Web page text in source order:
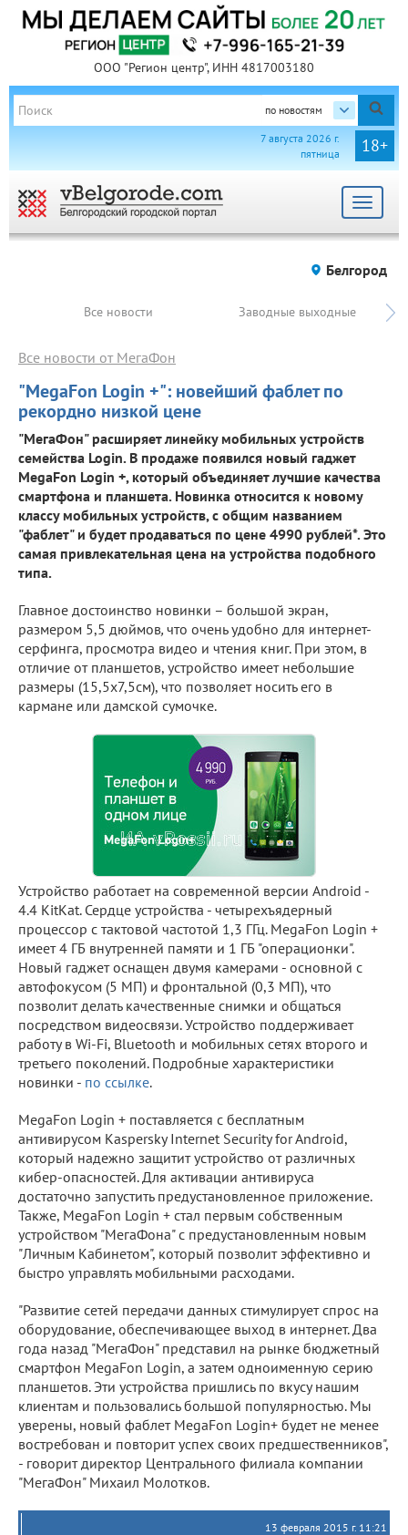
ООО "Регион центр", ИНН 4817003180
по новостям
18+
7 августа 2026 г.
пятница
Toggle
Белгород
Все новости Заводные выходные
"MegaFon Login +": новейший фаблет по
рекордно низкой цене
Все новости от МегаФон
"МегаФон" расширяет линейку мобильных устройств
семейства Login. В продаже появился новый гаджет
MegaFon Login +, который объединяет лучшие качества
смартфона и планшета. Новинка относится к новому
классу мобильных устройств, с общим названием
"фаблет" и будет продаваться по цене 4990 рублей*. Это
самая привлекательная цена на устройства подобного
типа.
Главное достоинство новинки – большой экран,
размером 5,5 дюймов, что очень удобно для интернет-
серфинга, просмотра видео и чтения книг. При этом, в
отличие от планшетов, устройство имеет небольшие
размеры (15,5х7,5см), что позволяет носить его в
кармане или дамской сумочке.
Устройство работает на современной версии Android -
4.4 KitKat. Сердце устройства - четырехъядерный
процессор с тактовой частотой 1,3 ГГц. MegaFon Login +
имеет 4 ГБ внутренней памяти и 1 ГБ "операционки".
Новый гаджет оснащен двумя камерами - основной с
автофокусом (5 МП) и фронтальной (0,3 МП), что
позволит делать качественные снимки и общаться
посредством видеосвязи. Устройство поддерживает
работу в Wi-Fi, Bluetooth и мобильных сетях второго и
третьего поколений. Подробные характеристики
новинки - по ссылке.
MegaFon Login + поставляется с бесплатным
антивирусом Kaspersky Internet Security for Android,
который надежно защитит устройство от различных
кибер-опасностей. Для активации антивируса
достаточно запустить предустановленное приложение.
Также, MegaFon Login + стал первым собственным
устройством "МегаФона" с предустановленным новым
"Личным Кабинетом", который позволит эффективно и
быстро управлять мобильными расходами.
"Развитие сетей передачи данных стимулирует спрос на
оборудование, обеспечивающее выход в интернет. Два
года назад "МегаФон" представил на рынке бюджетный
смартфон MegaFon Login, а затем одноименную серию
планшетов. Эти устройства пришлись по вкусу нашим
клиентам и пользовались большой популярностью. Мы
уверены, новый фаблет MegaFon Login+ будет не менее
востребован и повторит успех своих предшественников",
- говорит директор Центрального филиала компании
"МегаФон" Михаил Молотков.
13 февраля 2015 г. 11:21